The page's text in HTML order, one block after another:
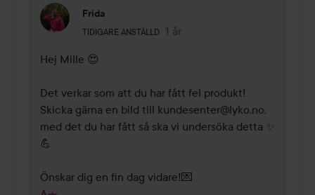
Frida
TIDIGARE ANSTÄLLD
Användarens roll: Tidigare anställd.
1 år
Kommentaren lades 1 år
Hej Mille 😍
Det verkar som att du har fått fel produkt!
Skicka gärna en bild till kundesenter@lyko.no,
med det du har fått så ska vi undersöka detta ✨
💪
Önskar dig en fin dag vidare!💌